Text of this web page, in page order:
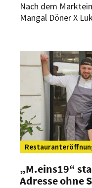
Nach dem
Mangal Döner X
Sommer 2026
geplant.
„M.eins19“
Adresse ohne